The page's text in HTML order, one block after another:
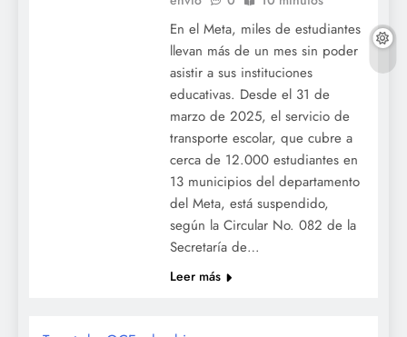
En el Meta, miles de estudiantes
llevan más de un mes sin poder
asistir a sus instituciones
educativas. Desde el 31 de
marzo de 2025, el servicio de
transporte escolar, que cubre a
cerca de 12.000 estudiantes en
13 municipios del departamento
del Meta, está suspendido,
según la Circular No. 082 de la
Secretaría de…
Leer más